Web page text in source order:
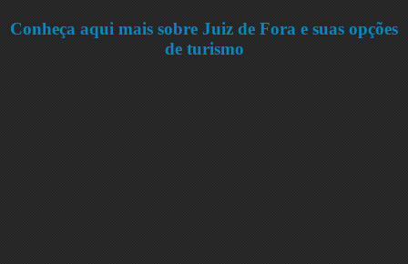
Conheça aqui mais sobre Juiz de Fora e suas opções
de turismo